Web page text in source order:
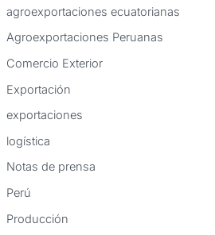
r
:
agroexportaciones ecuatorianas
Agroexportaciones Peruanas
Comercio Exterior
Exportación
exportaciones
logística
Notas de prensa
Perú
Producción